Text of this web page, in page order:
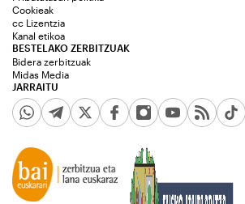
JARRAITU
Cookieak
cc Lizentzia
Kanal etikoa
BESTELAKO ZERBITZUAK
Bidera zerbitzuak
Midas Media